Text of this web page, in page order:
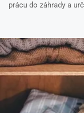
prácu do záhrady a